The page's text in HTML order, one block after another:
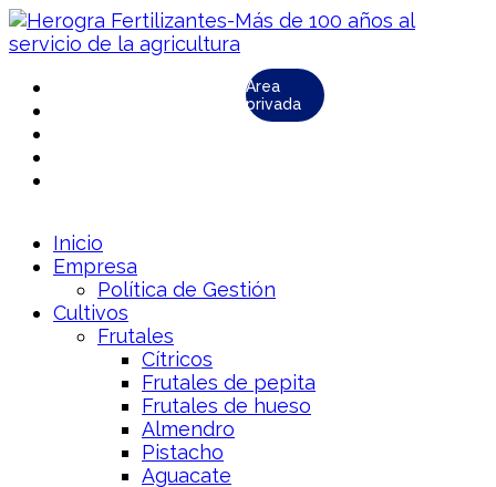
Área
privada
Inicio
Empresa
Política de Gestión
Cultivos
Frutales
Cítricos
Frutales de pepita
Frutales de hueso
Almendro
Pistacho
Aguacate